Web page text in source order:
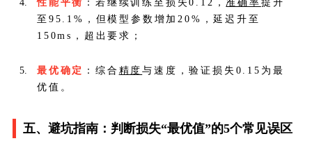
性能平衡 ：若继续训练至损失0.12，准确率 提升
至95.1%，但模型参数增加20%，延迟升至
150ms，超出要求；
最优确定 ：综合 精度与速度，验证损失0.15为最
优值。
五、避坑指南：判断损失“最优值”的5个常见误区